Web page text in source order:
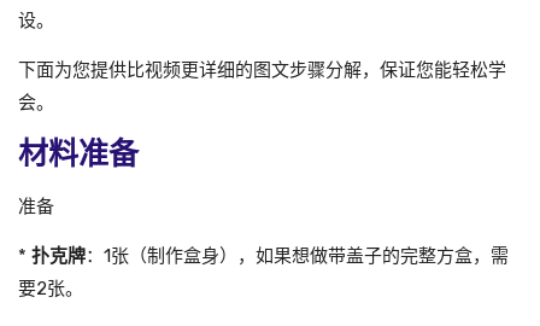
设。
下面为您提供比视频更详细的图文步骤分解，保证您能轻松学
会。
材料准备
准备
* 扑克牌：1张（制作盒身），如果想做带盖子的完整方盒，需
要2张。